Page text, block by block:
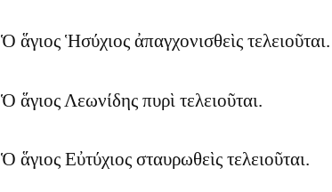
Ὁ ἅγιος Ἡσύχιος ἀπαγχονισθεὶς τελειοῦται.
Ὁ ἅγιος Λεωνίδης πυρὶ τελειοῦται.
Ὁ ἅγιος Εὐτύχιος σταυρωθεὶς τελειοῦται.